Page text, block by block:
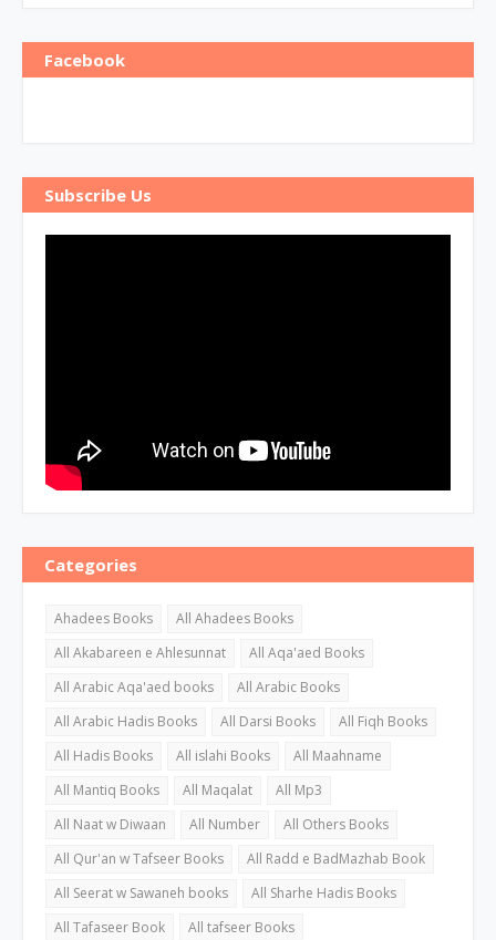
Facebook
Subscribe Us
Categories
Ahadees Books
All Ahadees Books
All Akabareen e Ahlesunnat
All Aqa'aed Books
All Arabic Aqa'aed books
All Arabic Books
All Arabic Hadis Books
All Darsi Books
All Fiqh Books
All Hadis Books
All islahi Books
All Maahname
All Mantiq Books
All Maqalat
All Mp3
All Naat w Diwaan
All Number
All Others Books
All Qur'an w Tafseer Books
All Radd e BadMazhab Book
All Seerat w Sawaneh books
All Sharhe Hadis Books
All Tafaseer Book
All tafseer Books